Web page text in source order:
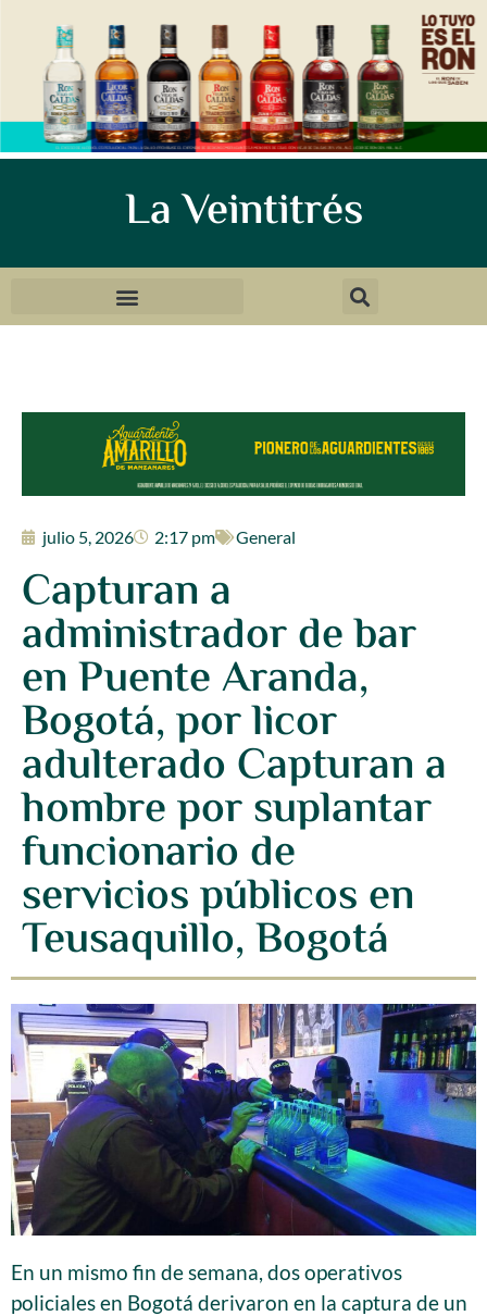
La Veintitrés
julio 5, 2026 2:17 pm General
Capturan a
administrador de bar
en Puente Aranda,
Bogotá, por licor
adulterado Capturan a
hombre por suplantar
funcionario de
servicios públicos en
Teusaquillo, Bogotá
En un mismo fin de semana, dos operativos
policiales en Bogotá derivaron en la captura de un